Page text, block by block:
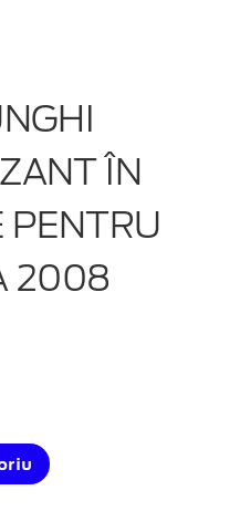
ÎN
PENTRU
2008